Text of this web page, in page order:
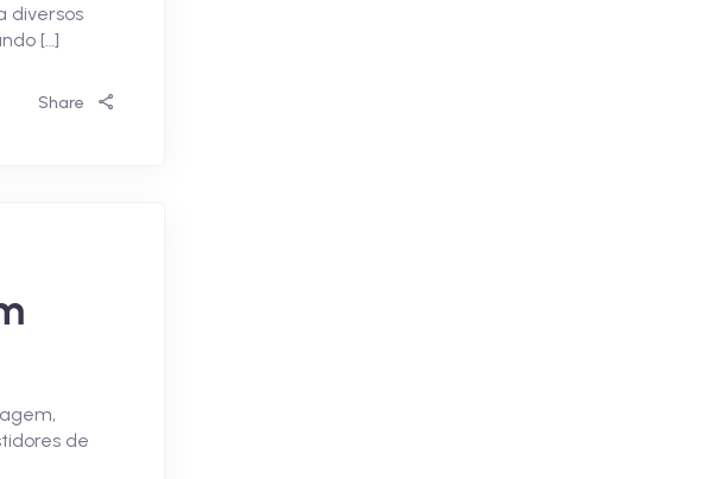
diversos
[…]
Share
de